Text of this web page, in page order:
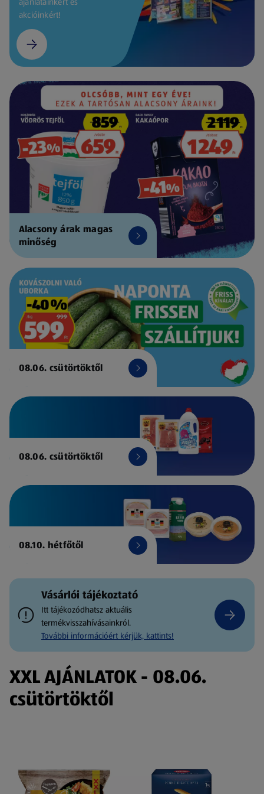
akcióinkért!
Alacsony árak magas
minőség
08.06. csütörtöktől
08.06. csütörtöktől
08.10. hétfőtől
Vásárlói tájékoztató
Itt tájékozódhatsz aktuális
termékvisszahívásainkról.
További információért kérjük, kattints!
XXL AJÁNLATOK - 08.06.
csütörtöktől